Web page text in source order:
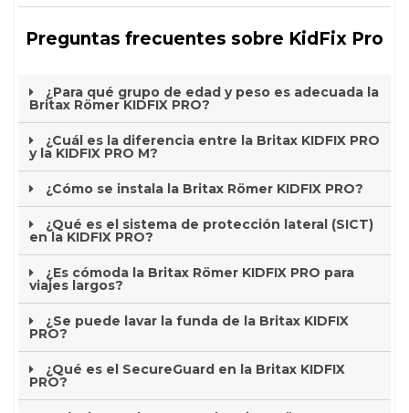
Preguntas frecuentes sobre KidFix Pro
¿Para qué grupo de edad y peso es adecuada la
Britax Römer KIDFIX PRO?
¿Cuál es la diferencia entre la Britax KIDFIX PRO
y la KIDFIX PRO M?
¿Cómo se instala la Britax Römer KIDFIX PRO?
¿Qué es el sistema de protección lateral (SICT)
en la KIDFIX PRO?
¿Es cómoda la Britax Römer KIDFIX PRO para
viajes largos?
¿Se puede lavar la funda de la Britax KIDFIX
PRO?
¿Qué es el SecureGuard en la Britax KIDFIX
PRO?